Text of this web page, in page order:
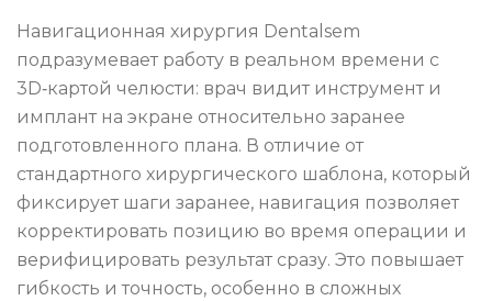
Навигационная хирургия Dentalsem
подразумевает работу в реальном времени с
3D‑картой челюсти: врач видит инструмент и
имплант на экране относительно заранее
подготовленного плана. В отличие от
стандартного хирургического шаблона, который
фиксирует шаги заранее, навигация позволяет
корректировать позицию во время операции и
верифицировать результат сразу. Это повышает
гибкость и точность, особенно в сложных